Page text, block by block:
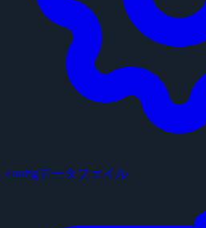
configデータファイル